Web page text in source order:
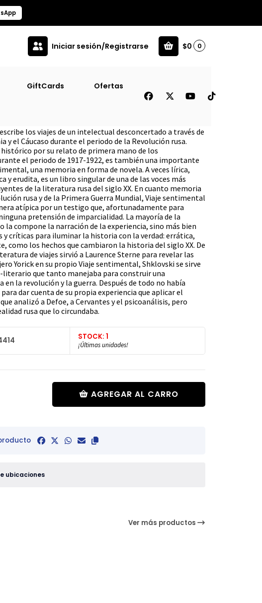
Iniciar sesión/Registrarse $0 0
GiftCards Ofertas
[His]
los viajes de un intelectual desconcertado a través de
y el Cáucaso durante el periodo de la Revolución rusa.
por su relato de primera mano de los
el periodo de 1917-1922, es también una importante
una memoria en forma de novela. A veces lírica,
y erudita, es un libro singular de una de las voces más
de la literatura rusa del siglo XX. En cuanto memoria
rusa y de la Primera Guerra Mundial, Viaje sentimental
atípica por un testigo que, afortunadamente para
pretensión de imparcialidad. La mayoría de la
la compone la narración de la experiencia, sino más bien
y críticas para iluminar la historia con la verdad: errática,
como los hechos que cambiaron la historia del siglo XX. De
de viajes sirvió a Laurence Sterne para revelar las
Yorick en su propio Viaje sentimental, Shklovski se sirve
literario que tanto manejaba para construir una
en la revolución y la guerra. Después de todo no había
dar cuenta de su propia experiencia que aplicar el
analizó a Defoe, a Cervantes y el psicoanálisis, pero
rusa que lo circundaba.
STOCK: 1
¡Últimas unidades!
AGREGAR AL CARRO
ubicaciones
Ver más productos